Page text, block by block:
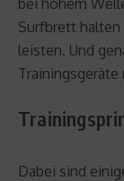
Surfbrett
leisten. Und
Dabei sind